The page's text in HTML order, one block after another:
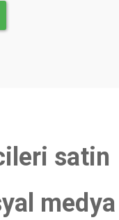
satin
medya